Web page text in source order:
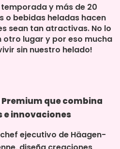
y más de 20
o bebidas heladas hacen
sean tan atractivas. No lo
otro lugar y por eso mucha
sin nuestro helado!
que combina
e innovaciones
ejecutivo de Häagen-